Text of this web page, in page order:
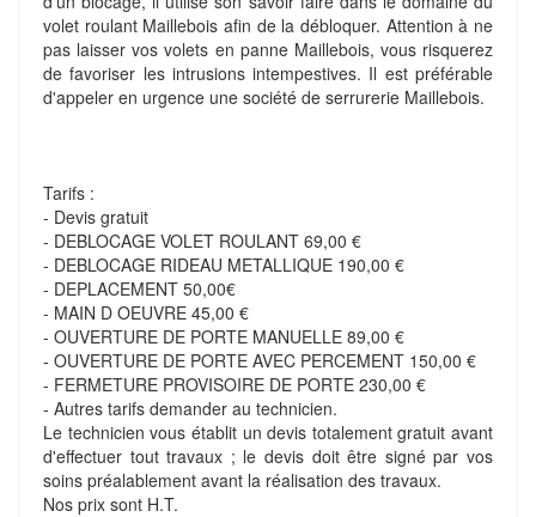
volet roulant Maillebois afin de la débloquer. Attention à ne
pas laisser vos volets en panne Maillebois, vous risquerez
de favoriser les intrusions intempestives. Il est préférable
d'appeler en urgence une société de serrurerie Maillebois.
Tarifs :
- Devis gratuit
- DEBLOCAGE VOLET ROULANT 69,00 €
- DEBLOCAGE RIDEAU METALLIQUE 190,00 €
- DEPLACEMENT 50,00€
- MAIN D OEUVRE 45,00 €
- OUVERTURE DE PORTE MANUELLE 89,00 €
- OUVERTURE DE PORTE AVEC PERCEMENT 150,00 €
- FERMETURE PROVISOIRE DE PORTE 230,00 €
- Autres tarifs demander au technicien.
Le technicien vous établit un devis totalement gratuit avant
d'effectuer tout travaux ; le devis doit être signé par vos
soins préalablement avant la réalisation des travaux.
Nos prix sont H.T.